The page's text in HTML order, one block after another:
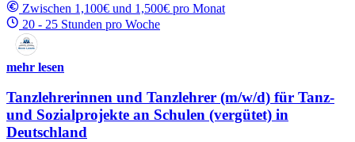
Zwischen 1,100€ und 1,500€ pro Monat
20 - 25 Stunden pro Woche
mehr lesen
Tanzlehrerinnen und Tanzlehrer (m/w/d) für Tanz-
und Sozialprojekte an Schulen (vergütet) in
Deutschland